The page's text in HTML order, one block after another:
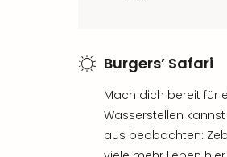
Burgers’ Safari
Mach dich bereit für
Wasserstellen
aus beobachten: